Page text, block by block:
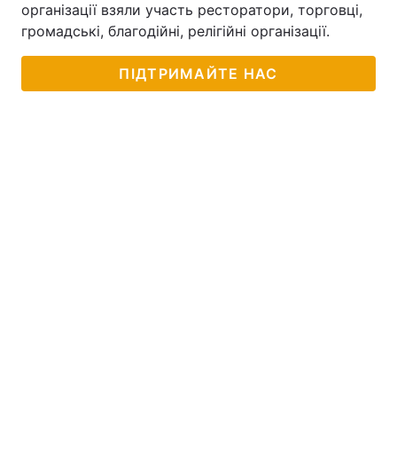
організації взяли участь ресторатори, торговці,
громадські, благодійні, релігійні організації.
ПІДТРИМАЙТЕ НАС